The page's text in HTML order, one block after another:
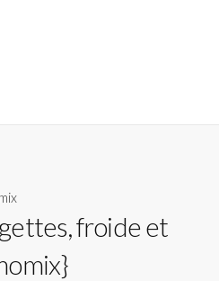
froide et